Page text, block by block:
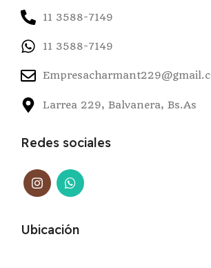
11 3588-7149
11 3588-7149
Larrea 229, Balvanera, Bs.As
Redes sociales
Ubicación